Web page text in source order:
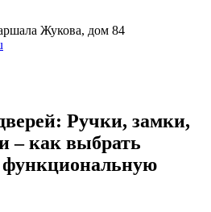
Жукова, дом 84
Ручки, замки,
– как выбрать